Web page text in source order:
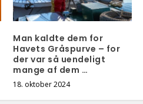
Man kaldte dem for
Havets Gråspurve – for
der var så uendeligt
mange af dem …
18. oktober 2024